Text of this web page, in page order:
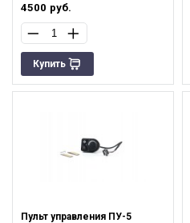
4500 руб.
Купить
Пульт управления ПУ-5